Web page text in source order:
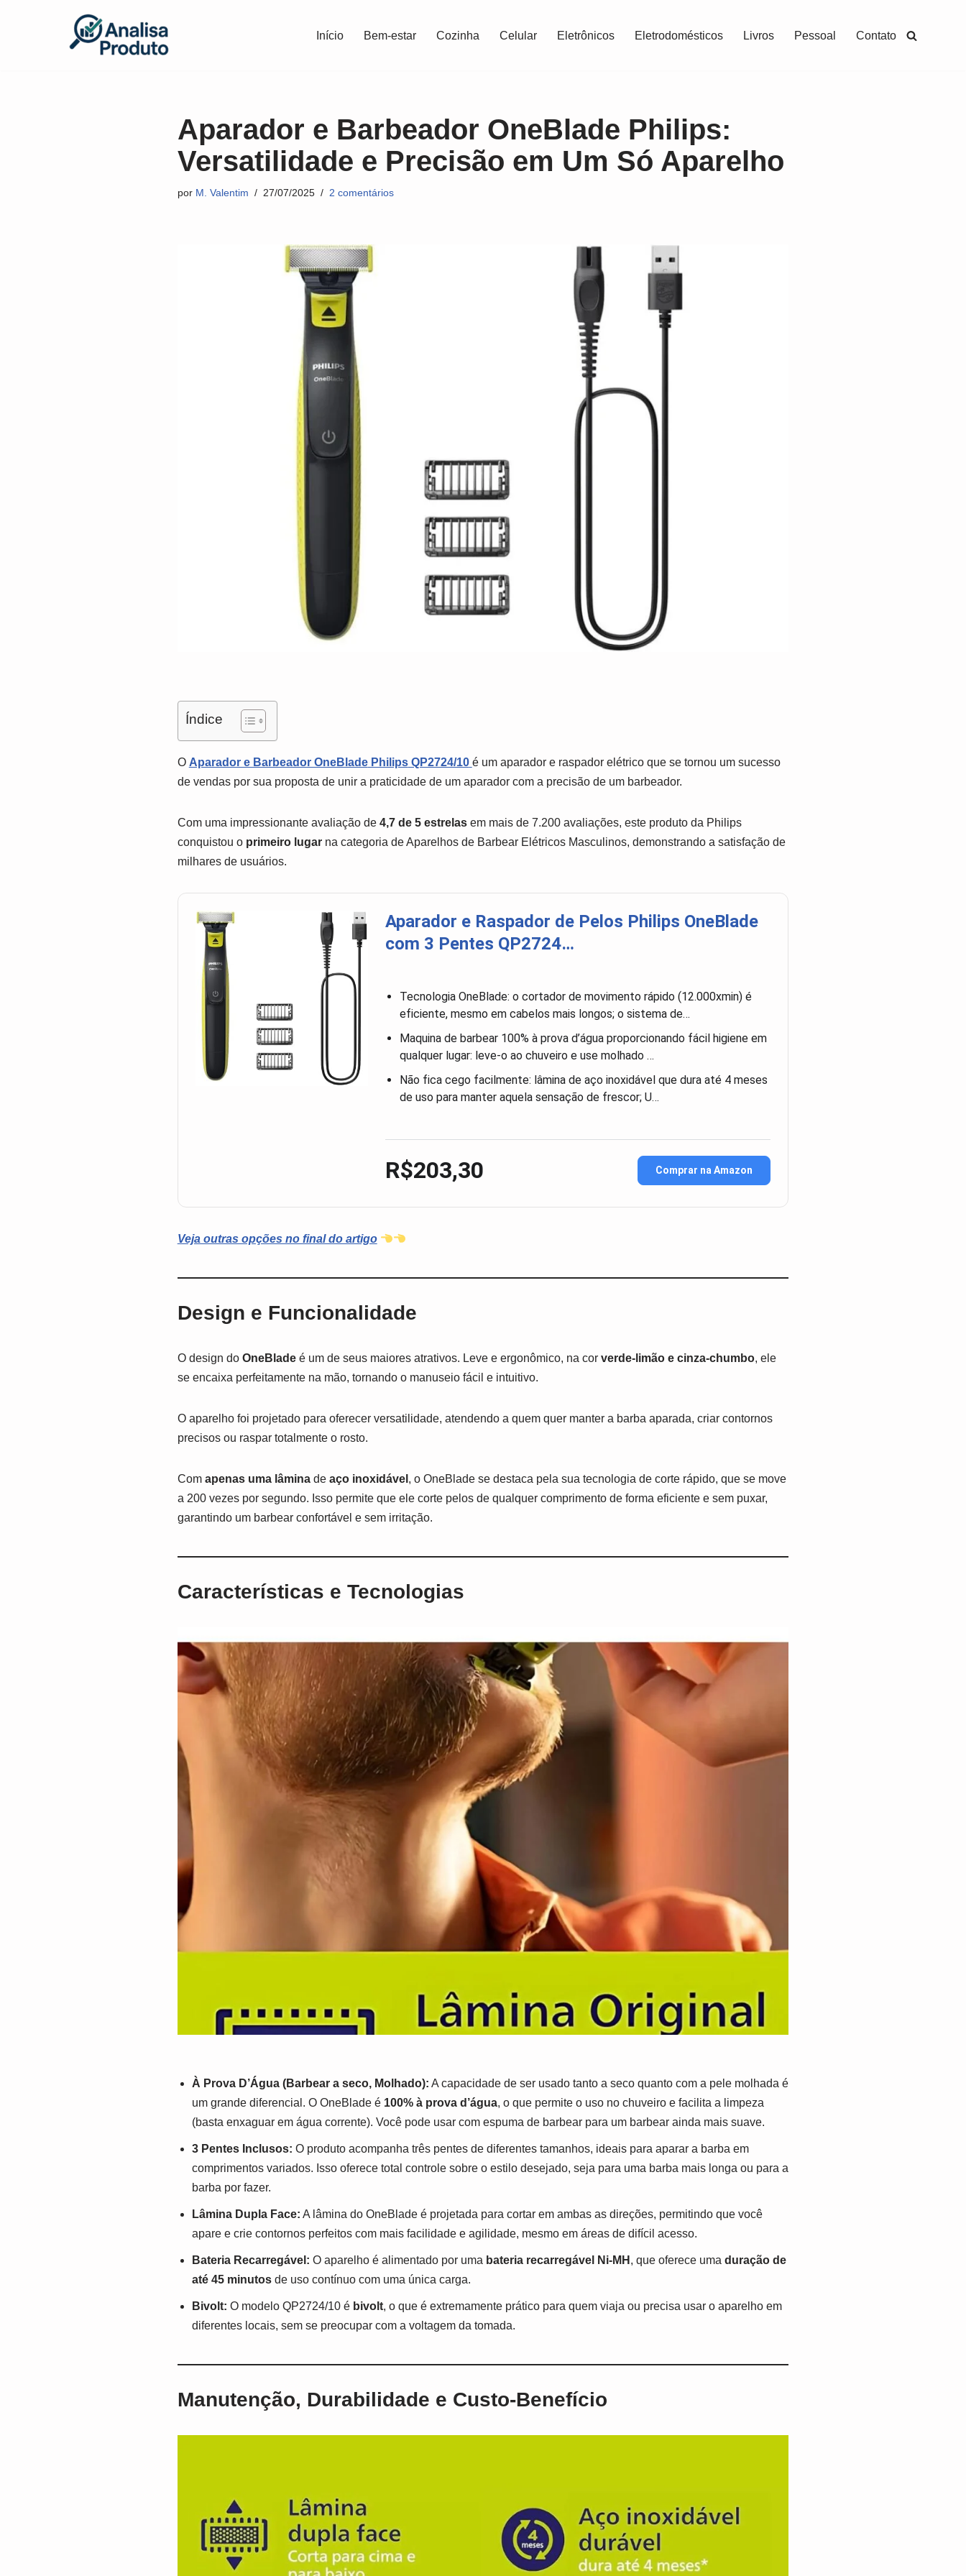
Início Bem-estar Cozinha Celular Eletrônicos Eletrodomésticos Livros Pessoal Contato
Aparador e Barbeador OneBlade Philips:
Versatilidade e Precisão em Um Só Aparelho
por M. Valentim 27/07/2025 2 comentários
Índice
O Aparador e Barbeador OneBladePhilipsQP2724/10 é um aparador e raspador elétrico que se tornou um sucesso
de vendas por sua proposta de unir a praticidade de um aparador com a precisão de um barbeador.
Com uma impressionante avaliação de 4,7 de 5 estrelasem mais de 7.200 avaliações, este produto da Philips
conquistou oprimeiro lugarna categoria de Aparelhos de Barbear Elétricos Masculinos, demonstrando a satisfação de
milhares de usuários.
Aparador e Raspador de Pelos Philips OneBlade
com 3 Pentes QP2724…
Tecnologia OneBlade: o cortador de movimento rápido (12.000xmin) é
eficiente, mesmo em cabelos mais longos; o sistema de…
Maquina de barbear 100% à prova d’água proporcionando fácil higiene em
qualquer lugar: leve-o ao chuveiro e use molhado …
Não fica cego facilmente: lâmina de aço inoxidável que dura até 4 meses
de uso para manter aquela sensação de frescor; U…
R$203,30 Comprar na Amazon
Veja outras opções no final do artigo
Design e Funcionalidade
O design do OneBladeé um de seus maiores atrativos. Leve e ergonômico, na cor verde-limão e cinza-chumbo, ele
se encaixa perfeitamente na mão, tornando o manuseio fácil e intuitivo.
O aparelho foi projetado para oferecer versatilidade, atendendo a quem quer manter a barba aparada, criar contornos
precisos ou raspar totalmente o rosto.
Com apenas uma lâminade aço inoxidável , o OneBlade se destaca pela sua tecnologia de corte rápido, que se move
a 200 vezes por segundo. Isso permite que ele corte pelos de qualquer comprimento de forma eficiente e sem puxar,
garantindo um barbear confortável e sem irritação.
Características e Tecnologias
À Prova D’Água (Barbear a seco, Molhado): A capacidade de ser usado tanto a seco quanto com a pele molhada é
um grande diferencial. O OneBlade é 100% à prova d’água, o que permite o uso no chuveiro e facilita a limpeza
(basta enxaguar em água corrente). Você pode usar com espuma de barbear para um barbear ainda mais suave.
3 Pentes Inclusos: O produto acompanha três pentes de diferentes tamanhos, ideais para aparar a barba em
comprimentos variados. Isso oferece total controle sobre o estilo desejado, seja para uma barba mais longa ou para a
barba por fazer.
Lâmina Dupla Face: A lâmina do OneBlade é projetada para cortar em ambas as direções, permitindo que você
apare e crie contornos perfeitos com mais facilidade e agilidade, mesmo em áreas de difícil acesso.
Bateria Recarregável: O aparelho é alimentado por uma bateria recarregável Ni-MH , que oferece uma duração de
até 45 minutosde uso contínuo com uma única carga.
Bivolt: O modelo QP2724/10 é bivolt, o que é extremamente prático para quem viaja ou precisa usar o aparelho em
diferentes locais, sem se preocupar com a voltagem da tomada.
Manutenção, Durabilidade e Custo-Benefício